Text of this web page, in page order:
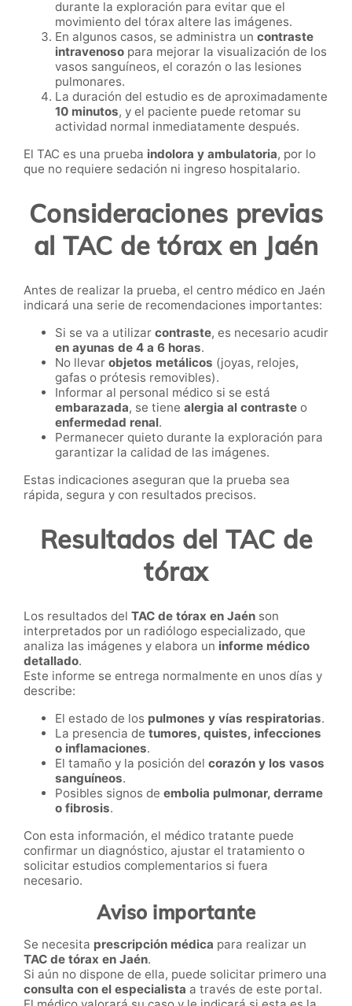
durante la exploración para evitar que el
movimiento del tórax altere las imágenes.
En algunos casos, se administra un contraste
intravenoso para mejorar la visualización de los
vasos sanguíneos, el corazón o las lesiones
pulmonares.
La duración del estudio es de aproximadamente
10 minutos, y el paciente puede retomar su
actividad normal inmediatamente después.
El TAC es una prueba indolora y ambulatoria, por lo
que no requiere sedación ni ingreso hospitalario.
Consideraciones previas
al TAC de tórax en Jaén
Antes de realizar la prueba, el centro médico en Jaén
indicará una serie de recomendaciones importantes:
Si se va a utilizar contraste, es necesario acudir
en ayunas de 4 a 6 horas.
No llevar objetos metálicos (joyas, relojes,
gafas o prótesis removibles).
Informar al personal médico si se está
embarazada, se tiene alergia al contraste o
enfermedad renal.
Permanecer quieto durante la exploración para
garantizar la calidad de las imágenes.
Estas indicaciones aseguran que la prueba sea
rápida, segura y con resultados precisos.
Resultados del TAC de
tórax
Los resultados del TAC de tórax en Jaén son
interpretados por un radiólogo especializado, que
analiza las imágenes y elabora un informe médico
detallado.
Este informe se entrega normalmente en unos días y
describe:
El estado de los pulmones y vías respiratorias.
La presencia de tumores, quistes, infecciones
o inflamaciones.
El tamaño y la posición del corazón y los vasos
sanguíneos.
Posibles signos de embolia pulmonar, derrame
o fibrosis.
Con esta información, el médico tratante puede
confirmar un diagnóstico, ajustar el tratamiento o
solicitar estudios complementarios si fuera
necesario.
Aviso importante
Se necesita prescripción médica para realizar un
TAC de tórax en Jaén.
Si aún no dispone de ella, puede solicitar primero una
consulta con el especialista a través de este portal.